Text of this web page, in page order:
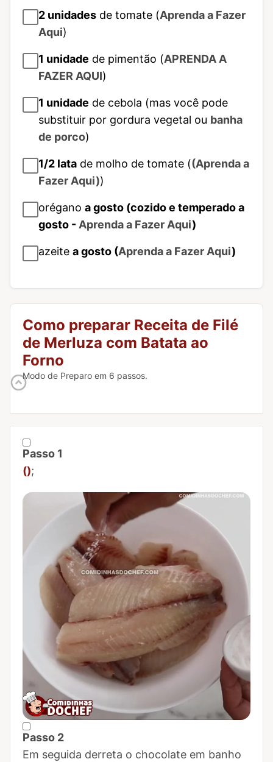
2 unidades de tomate (Aprenda a Fazer
Aqui)
1 unidade de pimentão (APRENDA A
FAZER AQUI)
1 unidade de cebola (mas você pode
substituir por gordura vegetal ou banha
de porco)
1/2 lata de molho de tomate ((Aprenda a
Fazer Aqui))
orégano a gosto (cozido e temperado a
gosto -Aprenda a Fazer Aqui)
azeite a gosto (Aprenda a Fazer Aqui)
Como preparar Receita de Filé
de Merluza com Batata ao
Forno
Modo de Preparo em 6 passos.
Passo 1
Marcar Passo 1 como concluído
();
Passo 2
Marcar Passo 2 como concluído
Em seguida derreta o chocolate em banho